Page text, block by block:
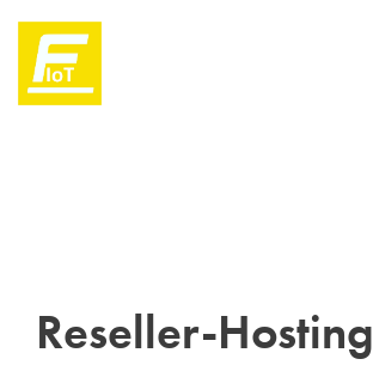
Reseller-Hosting